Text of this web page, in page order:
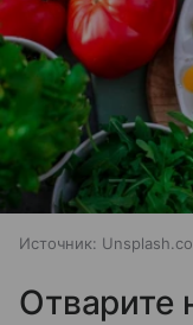
Источник:
Отварите